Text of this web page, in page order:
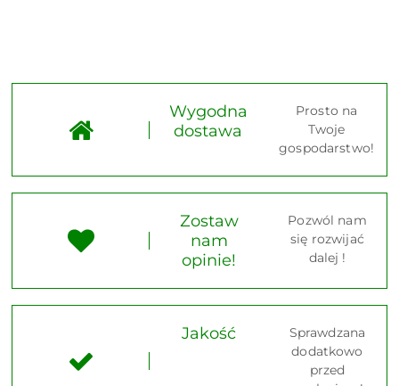
Wygodna
dostawa
Prosto na
Twoje
gospodarstwo!
Zostaw
nam
opinie!
Pozwól nam
się rozwijać
dalej !
Jakość
Sprawdzana
dodatkowo
przed